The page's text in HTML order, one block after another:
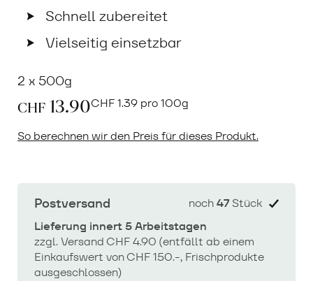
Schnell zubereitet
Vielseitig einsetzbar
2 x 500g
CHF 13.90CHF1.39 pro 100g
So berechnen wir den Preis für dieses Produkt.
Postversand
Lieferung innert 5 Arbeitstagen
zzgl. Versand CHF 4.90 (entfällt ab einem
Einkaufswert von CHF 150.-, Frischprodukte
ausgeschlossen)
noch47Stück